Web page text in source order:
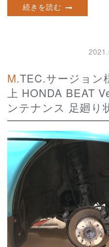
続きを読む
M.TEC.サージョン様OH歴あり 程度極
上 HONDA BEAT
ンテナンス 足廻り